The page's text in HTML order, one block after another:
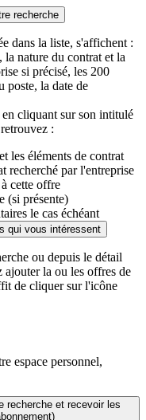
recherche
dans la liste, s'affichent :
nature du contrat et la
si précisé, les 200
poste, la date de
cliquant sur son intitulé
:
les éléments de contrat
recherché par l'entreprise
cette offre
(si présente)
le cas échéant
qui vous intéressent
ou depuis le détail
la ou les offres de
de cliquer sur l'icône
espace personnel,
recherche et recevoir les